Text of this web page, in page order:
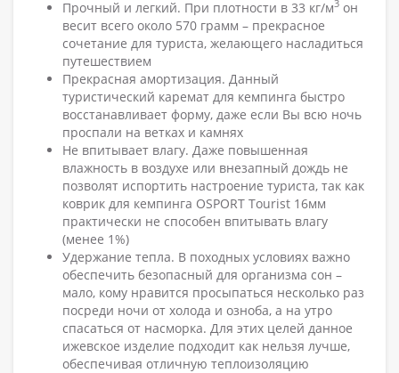
Прочный и легкий. При плотности в 33 кг/м3 он
весит всего около 570 грамм – прекрасное
сочетание для туриста, желающего насладиться
путешествием
Прекрасная амортизация. Данный
туристический каремат для кемпинга быстро
восстанавливает форму, даже если Вы всю ночь
проспали на ветках и камнях
Не впитывает влагу. Даже повышенная
влажность в воздухе или внезапный дождь не
позволят испортить настроение туриста, так как
коврик для кемпинга OSPORT Tourist 16мм
практически не способен впитывать влагу
(менее 1%)
Удержание тепла. В походных условиях важно
обеспечить безопасный для организма сон –
мало, кому нравится просыпаться несколько раз
посреди ночи от холода и озноба, а на утро
спасаться от насморка. Для этих целей данное
ижевское изделие подходит как нельзя лучше,
обеспечивая отличную теплоизоляцию